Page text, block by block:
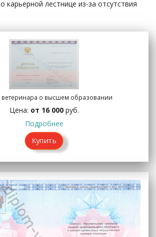
карьерной лестнице из-за отсутствия
о высшем образовании
Цена: от 16 000руб.
Подробнее
Купить